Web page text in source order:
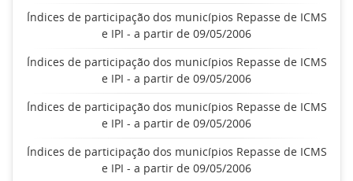
Índices de participação dos municípios Repasse de ICMS
e IPI - a partir de 09/05/2006
Índices de participação dos municípios Repasse de ICMS
e IPI - a partir de 09/05/2006
Índices de participação dos municípios Repasse de ICMS
e IPI - a partir de 09/05/2006
Índices de participação dos municípios Repasse de ICMS
e IPI - a partir de 09/05/2006